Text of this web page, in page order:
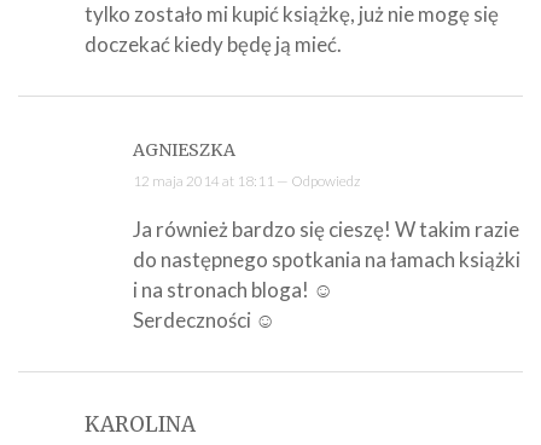
tylko zostało mi kupić książkę, już nie mogę się
doczekać kiedy będę ją mieć.
AGNIESZKA
12 maja 2014 at 18:11 — Odpowiedz
Ja również bardzo się cieszę! W takim razie
do następnego spotkania na łamach książki
i na stronach bloga! ☺
Serdeczności ☺
KAROLINA